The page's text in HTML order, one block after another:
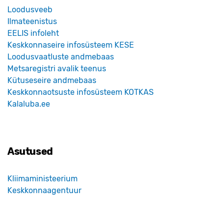
Loodusveeb
Ilmateenistus
EELIS infoleht
Keskkonnaseire infosüsteem KESE
Loodusvaatluste andmebaas
Metsaregistri avalik teenus
Kütuseseire andmebaas
Keskkonnaotsuste infosüsteem KOTKAS
Kalaluba.ee
Asutused
Kliimaministeerium
Keskkonnaagentuur